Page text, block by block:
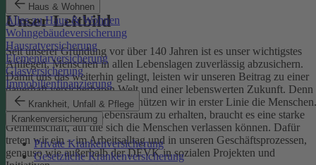
Haus & Wohnen
Alles zu Haus & Wohnen
Wohngebäudeversicherung
Hausratversicherung
Elementarversicherung
Glasversicherung
Immobilienfinanzierung
Krankheit, Unfall & Pflege
Krankenversicherung
Private Krankenversicherung
Gesetzliche Krankenversicherung
Unser Leitbild
Seit unserer Gründung vor über 140 Jahren ist es unser wichtigstes
Anliegen, Menschen in allen Lebenslagen zuverlässig abzusichern.
Damit uns das weiterhin gelingt, leisten wir unseren Beitrag zu einer
dauerhaft versicherbaren Welt und einer lebenswerten Zukunft. Denn
schützen wir das Klima, so schützen wir in erster Linie die Menschen.
Um einen gesunden Lebensraum zu erhalten, braucht es eine starke
Gemeinschaft, auf die sich die Menschen verlassen können. Dafür
treten wir ein – im Arbeitsalltag und in unseren Geschäftsprozessen,
genauso wie außerhalb der DEVK in sozialen Projekten und